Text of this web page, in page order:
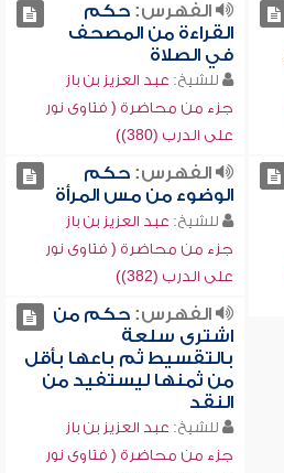
الفهرس:حكم
القراءة من المصحف
في الصلاة
للشيخ: عبد العزيز بن باز
جزء من محاضرة ( فتاوى نور
على الدرب (380))
الفهرس:حكم
الوضوء من مس المرأة
للشيخ: عبد العزيز بن باز
جزء من محاضرة ( فتاوى نور
على الدرب (382))
الفهرس:حكم من
اشترى سلعة
بالتقسيط ثم باعها بأقل
من ثمنها ليستفيد من
النقد
للشيخ: عبد العزيز بن باز
جزء من محاضرة ( فتاوى نور